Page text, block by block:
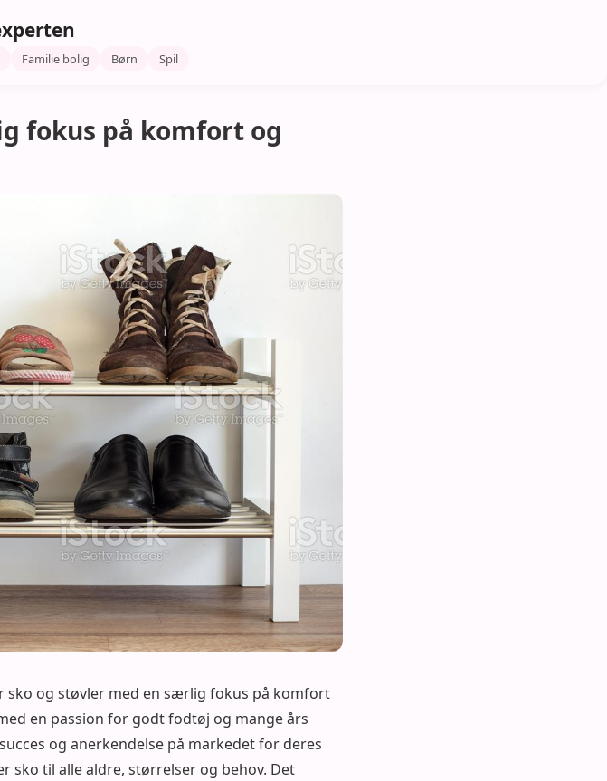
Familie bolig Børn Spil
fokus på komfort og
og støvler med en særlig fokus på komfort
en passion for godt fodtøj og mange års
og anerkendelse på markedet for deres
sko til alle aldre, størrelser og behov. Det